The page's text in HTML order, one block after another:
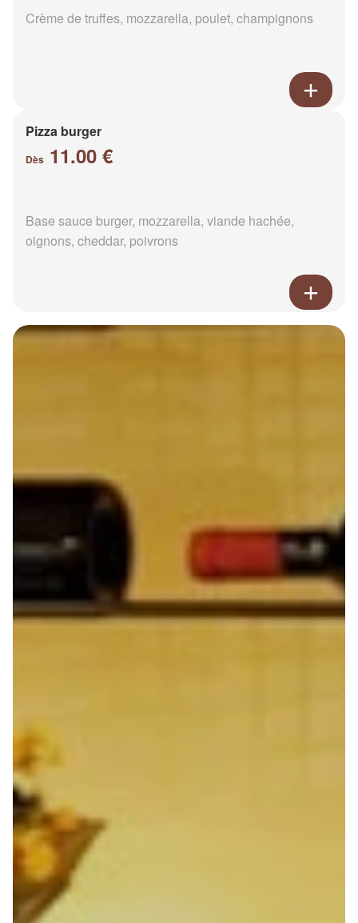
Crème de truffes, mozzarella, poulet, champignons
Pizza burger
Dès 11.00 €
Base sauce burger, mozzarella, viande hachée,
oignons, cheddar, poivrons